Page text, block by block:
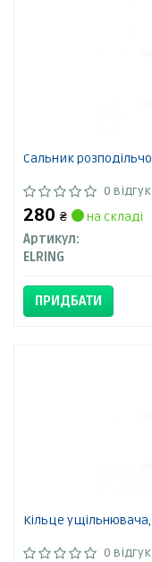
Сальник
0
280 ₴
на складі
Артикул:
ELRING
ПРИДБАТИ
Кільце
0